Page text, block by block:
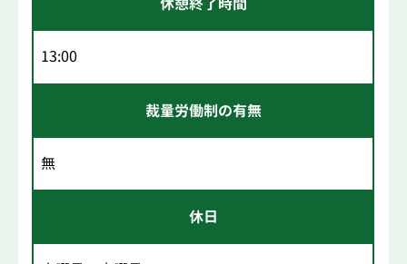
13:00
裁量労働制の有無
無
休日